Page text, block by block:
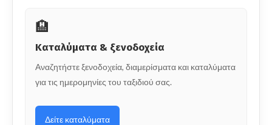
🏨
Καταλύματα & ξενοδοχεία
Αναζητήστε ξενοδοχεία, διαμερίσματα και καταλύματα
για τις ημερομηνίες του ταξιδιού σας.
Δείτε καταλύματα